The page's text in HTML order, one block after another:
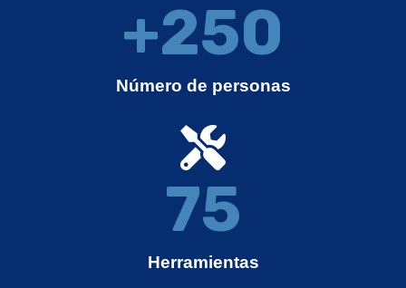
Número de personas
+250
Herramientas
75